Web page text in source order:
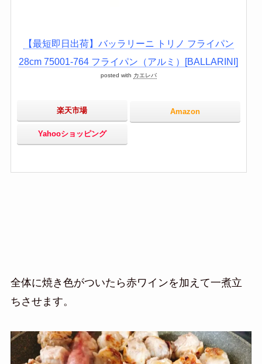
【最短即日出荷】バッラリーニ トリノ フライパン
28cm 75001-764 フライパン（アルミ）[BALLARINI]
posted with カエレバ
楽天市場 Amazon
Yahooショッピング
全体に焼き色がついたら赤ワインを加えて一煮立
ちさせます。